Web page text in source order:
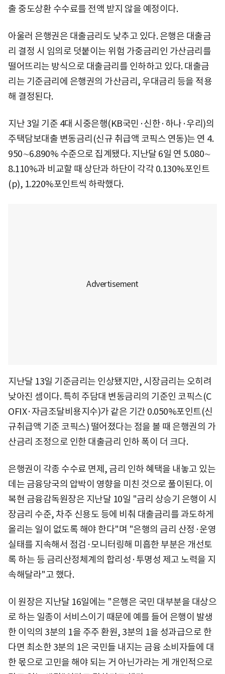
출 중도상환 수수료를 전액 받지 않을 예정이다.
아울러 은행권은 대출금리도 낮추고 있다. 은행은 대출금
리 결정 시 임의로 덧붙이는 위험 가중금리인 가산금리를
떨어뜨리는 방식으로 대출금리를 인하하고 있다. 대출금
리는 기준금리에 은행권의 가산금리, 우대금리 등을 적용
해 결정된다.
지난 3일 기준 4대 시중은행(KB국민·신한·하나·우리)의
주택담보대출 변동금리(신규 취급액 코픽스 연동)는 연 4.
950∼6.890% 수준으로 집계됐다. 지난달 6일 연 5.080∼
8.110%과 비교할 때 상단과 하단이 각각 0.130%포인트
(p), 1.220%포인트씩 하락했다.
지난달 13일 기준금리는 인상됐지만, 시장금리는 오히려
낮아진 셈이다. 특히 주담대 변동금리의 기준인 코픽스(C
OFIX·자금조달비용지수)가 같은 기간 0.050%포인트(신
규취급액 기준 코픽스) 떨어졌다는 점을 볼 때 은행권의 가
산금리 조정으로 인한 대출금리 인하 폭이 더 크다.
은행권이 각종 수수료 면제, 금리 인하 혜택을 내놓고 있는
데는 금융당국의 압박이 영향을 미친 것으로 풀이된다. 이
복현 금융감독원장은 지난달 10일 "금리 상승기 은행이 시
장금리 수준, 차주 신용도 등에 비춰 대출금리를 과도하게
올리는 일이 없도록 해야 한다"며 "은행의 금리 산정·운영
실태를 지속해서 점검·모니터링해 미흡한 부분은 개선토
록 하는 등 금리산정체계의 합리성·투명성 제고 노력을 지
속해달라"고 했다.
이 원장은 지난달 16일에는 "은행은 국민 대부분을 대상으
로 하는 일종이 서비스이기 때문에 예를 들어 은행이 발생
한 이익의 3분의 1을 주주 환원, 3분의 1을 성과급으로 한
다면 최소한 3분의 1은 국민들 내지는 금융 소비자들에 대
한 몫으로 고민을 해야 되는 거 아닌가라는 게 개인적으로